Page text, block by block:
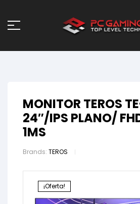
MONITOR TEROS
24″/IPS PLANO/
1MS
Brands: TEROS
¡Oferta!